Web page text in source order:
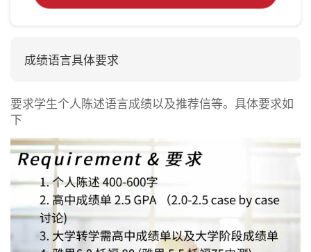
成绩语言具体要求
要求学生个人陈述语言成绩以及推荐信等。具体要求如
下